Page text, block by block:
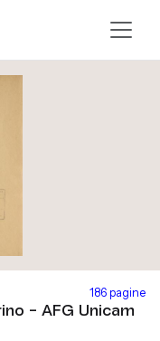
186 pagine
- AFG Unicam